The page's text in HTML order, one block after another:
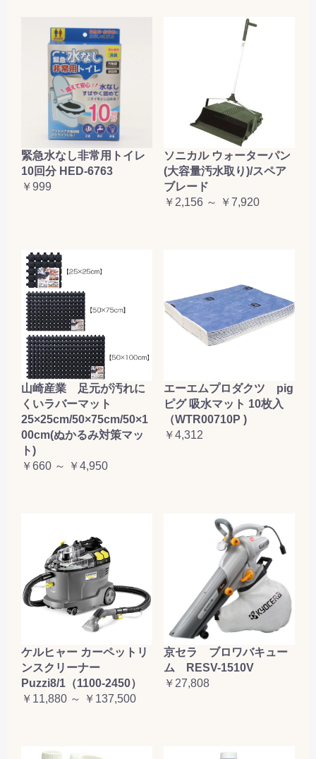
緊急水なし非常用トイレ
10回分 HED-6763
￥999
ソニカル ウォーターパン
(大容量汚水取り)/スペア
ブレード
￥2,156 ～ ￥7,920
山崎産業 足元が汚れに
くいラバーマット
25×25cm/50×75cm/50×1
00cm(ぬかるみ対策マッ
ト)
￥660 ～ ￥4,950
エーエムプロダクツ pig
ピグ 吸水マット 10枚入
（WTR00710P )
￥4,312
ケルヒャー カーペットリ
ンスクリーナー
Puzzi8/1（1100-2450）
￥11,880 ～ ￥137,500
京セラ ブロワバキュー
ム RESV-1510V
￥27,808